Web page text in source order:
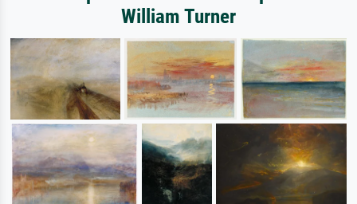
William Turner